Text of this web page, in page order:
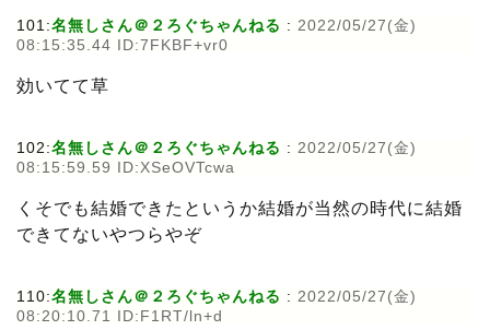
101:名無しさん＠２ろぐちゃんねる : 2022/05/27(金)
08:15:35.44 ID:7FKBF+vr0
効いてて草
102:名無しさん＠２ろぐちゃんねる : 2022/05/27(金)
08:15:59.59 ID:XSeOVTcwa
くそでも結婚できたというか結婚が当然の時代に結婚
できてないやつらやぞ
110:名無しさん＠２ろぐちゃんねる : 2022/05/27(金)
08:20:10.71 ID:F1RT/ln+d